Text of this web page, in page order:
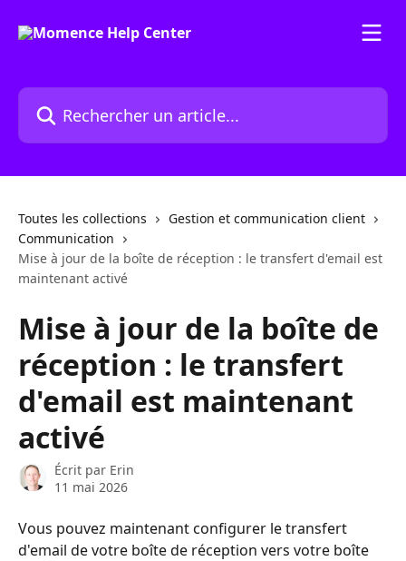
Rechercher un article...
Toutes les collections
Gestion et communication client
Communication
Mise à jour de la boîte de réception : le transfert d'email est
maintenant activé
Mise à jour de la boîte de
réception : le transfert
d'email est maintenant
activé
Écrit par Erin
11 mai 2026
Vous pouvez maintenant configurer le transfert
d'email de votre boîte de réception vers votre boîte